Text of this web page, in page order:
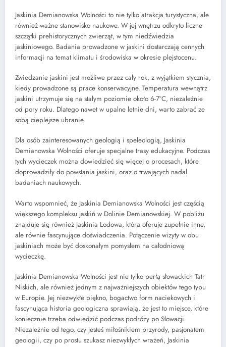
Jaskinia Demianowska Wolności to nie tylko atrakcja turystyczna, ale
również ważne stanowisko naukowe. W jej wnętrzu odkryto liczne
szczątki prehistorycznych zwierząt, w tym niedźwiedzia
jaskiniowego. Badania prowadzone w jaskini dostarczają cennych
informacji na temat klimatu i środowiska w okresie plejstocenu.
Zwiedzanie jaskini jest możliwe przez cały rok, z wyjątkiem stycznia,
kiedy prowadzone są prace konserwacyjne. Temperatura wewnątrz
jaskini utrzymuje się na stałym poziomie około 6-7°C, niezależnie
od pory roku. Dlatego nawet w upalne letnie dni, warto zabrać ze
sobą cieplejsze ubranie.
Dla osób zainteresowanych geologią i speleologią, Jaskinia
Demianowska Wolności oferuje specjalne trasy edukacyjne. Podczas
tych wycieczek można dowiedzieć się więcej o procesach, które
doprowadziły do powstania jaskini, oraz o trwających nadal
badaniach naukowych.
Warto wspomnieć, że Jaskinia Demianowska Wolności jest częścią
większego kompleksu jaskiń w Dolinie Demianowskiej. W pobliżu
znajduje się również Jaskinia Lodowa, która oferuje zupełnie inne,
ale równie fascynujące doświadczenia. Połączenie wizyty w obu
jaskiniach może być doskonałym pomysłem na całodniową
wycieczkę.
Jaskinia Demianowska Wolności jest nie tylko perłą słowackich Tatr
Niskich, ale również jednym z najważniejszych obiektów tego typu
w Europie. Jej niezwykłe piękno, bogactwo form naciekowych i
fascynująca historia geologiczna sprawiają, że jest to miejsce, które
koniecznie trzeba odwiedzić podczas podróży po Słowacji.
Niezależnie od tego, czy jesteś miłośnikiem przyrody, pasjonatem
geologii, czy po prostu szukasz niezwykłych wrażeń, Jaskinia